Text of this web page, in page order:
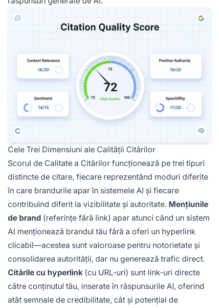
Cele Trei Dimensiuni ale Calității Citărilor
Scorul de Calitate a Citărilor funcționează pe trei tipuri
distincte de citare, fiecare reprezentând moduri diferite
în care brandurile apar în sistemele AI și fiecare
contribuind diferit la vizibilitate și autoritate. Mențiunile
de brand (referințe fără link) apar atunci când un sistem
AI menționează brandul tău fără a oferi un hyperlink
clicabil—acestea sunt valoroase pentru notorietate și
consolidarea autorității, dar nu generează trafic direct.
Citările cu hyperlink (cu URL-uri) sunt link-uri directe
către conținutul tău, inserate în răspunsurile AI, oferind
atât semnale de credibilitate, cât și potențial de